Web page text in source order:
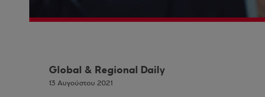
Global & Regional Daily
13 Αυγούστου 2021